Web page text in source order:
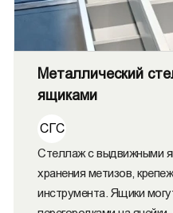
Металлический
ящиками
СГС
Стеллаж с выдвижными
хранения метизов,
инструмента. Ящики